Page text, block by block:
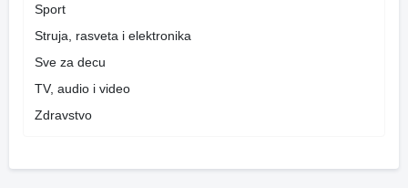
Sport
Struja, rasveta i elektronika
Sve za decu
TV, audio i video
Zdravstvo